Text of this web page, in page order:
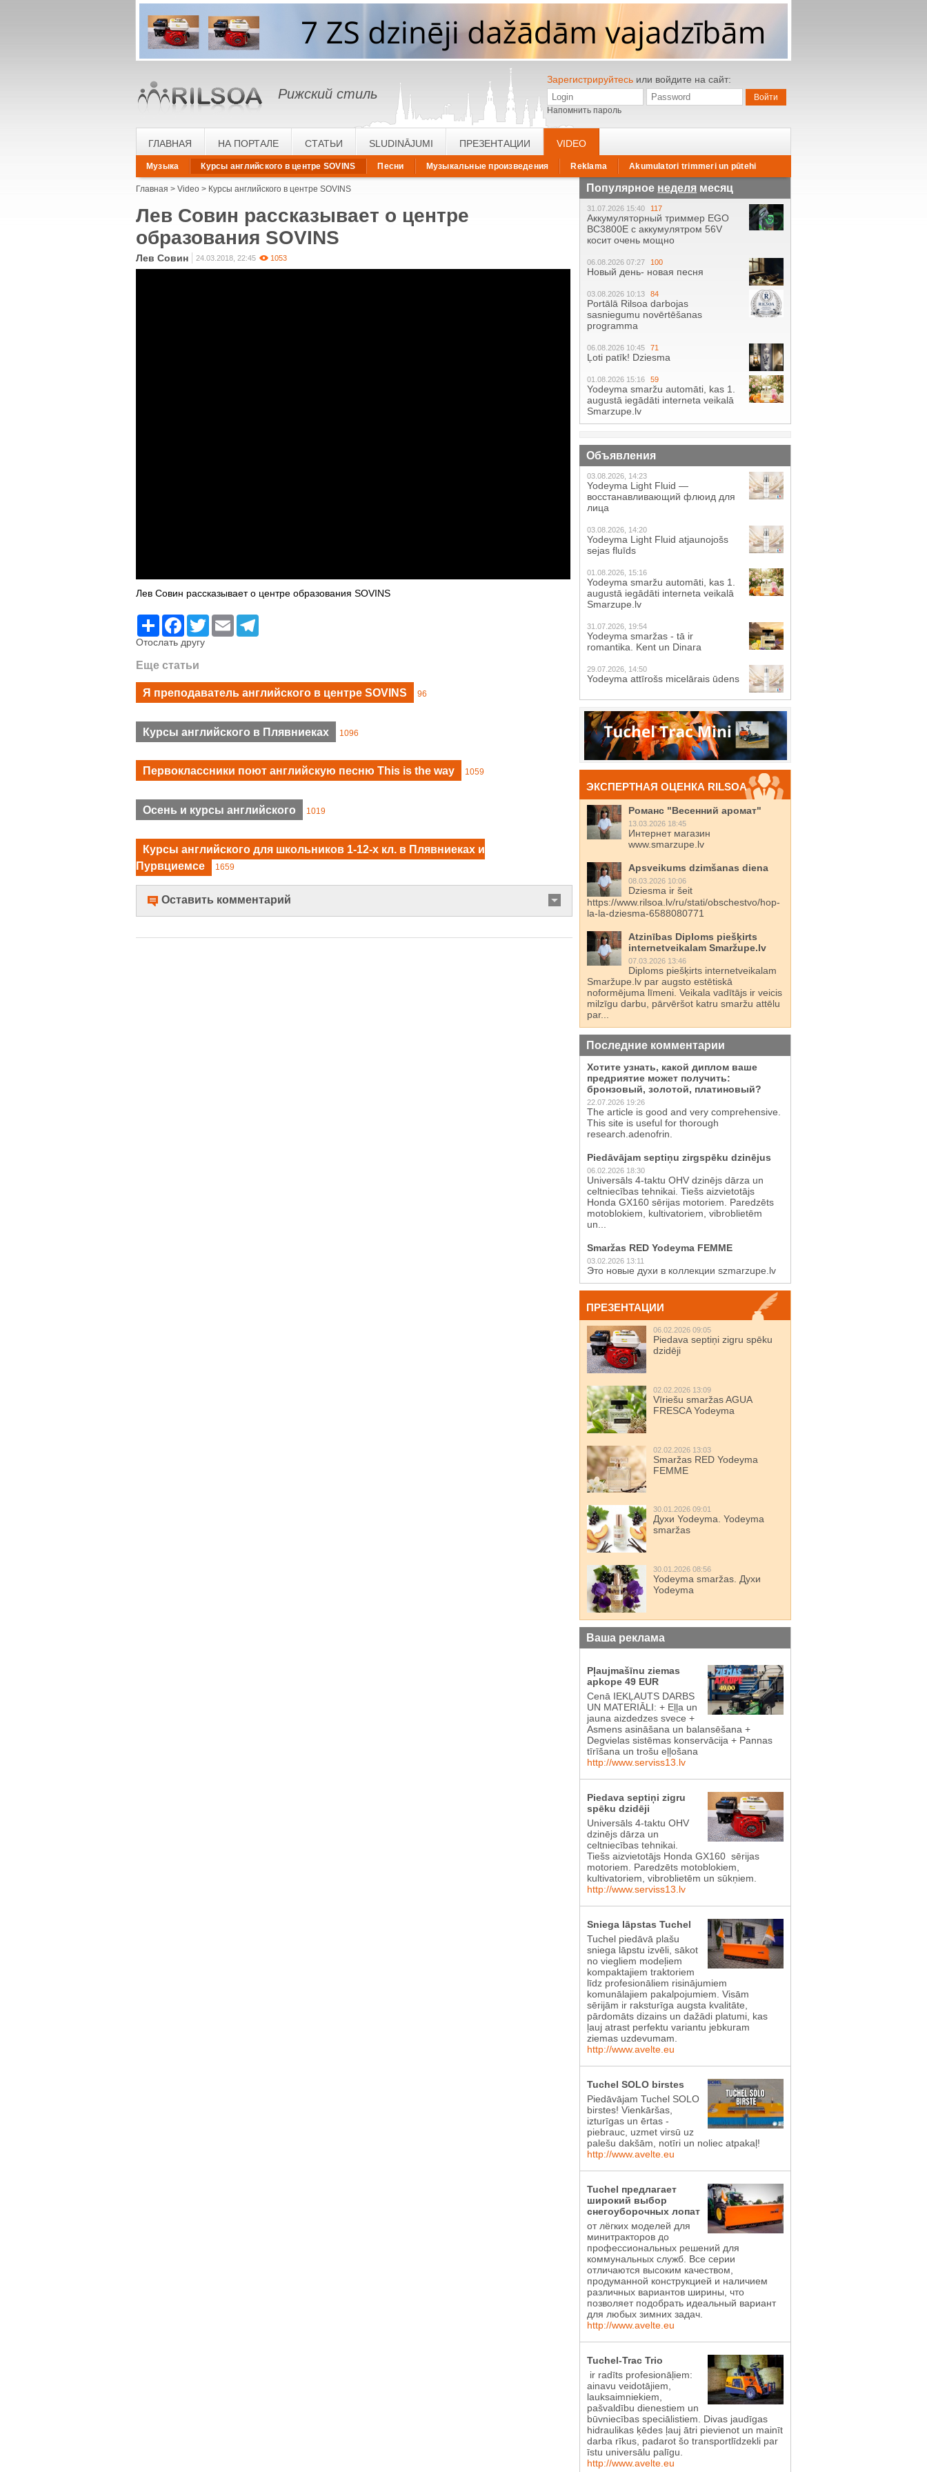
Рижский стиль
Зарегистрируйтесь или войдите на сайт:
Напомнить пароль
ГЛАВНАЯ НА ПОРТАЛЕ СТАТЬИ SLUDINĀJUMI ПРЕЗЕНТАЦИИ VIDEO
Музыка Курсы английского в центре SOVINS Песни Музыкальные произведения Reklama Akumulatori trimmeri un pūtehi
Главная Video Курсы английского в центре SOVINS
Лев Совин рассказывает о центре
образования SOVINS
Лев Совин 24.03.2018, 22:45 1053
Лев Совин рассказывает о центре образования SOVINS
РесурсFacebook
TwitterEmail
Отослать другу
Еще статьи
Я преподаватель английского в центре SOVINS 96
Курсы английского в Плявниеках 1096
Первоклассники поют английскую песню This is the way 1059
Осень и курсы английского 1019
Курсы английского для школьников 1-12-х кл. в Плявниеках и
Пурвциемсе
1659
Оставить комментарий
Имя
Популярное неделя месяц
31.07.2026 15:40 117
Аккумуляторный триммер EGO
BC3800E с аккумулятром 56V
косит очень мощно
06.08.2026 07:27 100
Новый день- новая песня
03.08.2026 10:13 84
Portālā Rilsoa darbojas
sasniegumu novērtēšanas
programma
06.08.2026 10:45 71
Ļoti patīk! Dziesma
01.08.2026 15:16 59
Yodeyma smaržu automāti, kas 1.
augustā iegādāti interneta veikalā
Smarzupe.lv
Объявления
03.08.2026, 14:23
Yodeyma Light Fluid —
восстанавливающий флюид для
лица
03.08.2026, 14:20
Yodeyma Light Fluid atjaunojošs
sejas fluīds
01.08.2026, 15:16
Yodeyma smaržu automāti, kas 1.
augustā iegādāti interneta veikalā
Smarzupe.lv
31.07.2026, 19:54
Yodeyma smaržas - tā ir
romantika. Kent un Dinara
29.07.2026, 14:50
Yodeyma attīrošs micelārais ūdens
ЭКСПЕРТНАЯ ОЦЕНКА RILSOA
Романс "Весенний аромат"
13.03.2026 18:45
Интернет магазин
www.smarzupe.lv
Apsveikums dzimšanas diena
08.03.2026 10:06
Dziesma ir šeit
https://www.rilsoa.lv/ru/stati/obschestvo/hop-
la-la-dziesma-6588080771
Atzinības Diploms piešķirts
internetveikalam Smaržupe.lv
07.03.2026 13:46
Diploms piešķirts internetveikalam
Smaržupe.lv par augsto estētiskā
noformējuma līmeni. Veikala vadītājs ir veicis
milzīgu darbu, pārvēršot katru smaržu attēlu
par...
Последние комментарии
Хотите узнать, какой диплом ваше
предриятие может получить:
бронзовый, золотой, платиновый?
22.07.2026 19:26
The article is good and very comprehensive.
This site is useful for thorough
research.adenofrin.
Piedāvājam septiņu zirgspēku dzinējus
06.02.2026 18:30
Universāls 4-taktu OHV dzinējs dārza un
celtniecības tehnikai. Tiešs aizvietotājs
Honda GX160 sērijas motoriem. Paredzēts
motoblokiem, kultivatoriem, vibroblietēm
un...
Smaržas RED Yodeyma FEMME
03.02.2026 13:11
Это новые духи в коллекции szmarzupe.lv
ПРЕЗЕНТАЦИИ
06.02.2026 09:05
Piedava septiņi zigru spēku
dzidēji
02.02.2026 13:09
Vīriešu smaržas AGUA
FRESCA Yodeyma
02.02.2026 13:03
Smaržas RED Yodeyma
FEMME
30.01.2026 09:01
Духи Yodeyma. Yodeyma
smaržas
30.01.2026 08:56
Yodeyma smaržas. Духи
Yodeyma
Ваша реклама
Pļaujmašīnu ziemas
apkope 49 EUR
Cenā IEKĻAUTS DARBS
UN MATERIĀLI: + Eļļa un
jauna aizdedzes svece +
Asmens asināšana un balansēšana +
Degvielas sistēmas konservācija + Pannas
tīrīšana un trošu eļļošana
http://www.serviss13.lv
Piedava septiņi zigru
spēku dzidēji
Universāls 4-taktu OHV
dzinējs dārza un
celtniecības tehnikai.
Tiešs aizvietotājs Honda GX160 sērijas
motoriem. Paredzēts motoblokiem,
kultivatoriem, vibroblietēm un sūkņiem.
http://www.serviss13.lv
Sniega lāpstas Tuchel
Tuchel piedāvā plašu
sniega lāpstu izvēli, sākot
no viegliem modeļiem
kompaktajiem traktoriem
līdz profesionāliem risinājumiem
komunālajiem pakalpojumiem. Visām
sērijām ir raksturīga augsta kvalitāte,
pārdomāts dizains un dažādi platumi, kas
ļauj atrast perfektu variantu jebkuram
ziemas uzdevumam.
http://www.avelte.eu
Tuchel SOLO birstes
Piedāvājam Tuchel SOLO
birstes! Vienkāršas,
izturīgas un ērtas -
piebrauc, uzmet virsū uz
palešu dakšām, notīri un noliec atpakaļ!
http://www.avelte.eu
Tuchel предлагает
широкий выбор
снегоуборочных лопат
от лёгких моделей для
минитракторов до
профессиональных решений для
коммунальных служб. Все серии
отличаются высоким качеством,
продуманной конструкцией и наличием
различных вариантов ширины, что
позволяет подобрать идеальный вариант
для любых зимних задач.
http://www.avelte.eu
Tuchel-Trac Trio
ir radīts profesionāļiem:
ainavu veidotājiem,
lauksaimniekiem,
pašvaldību dienestiem un
būvniecības speciālistiem. Divas jaudīgas
hidraulikas ķēdes ļauj ātri pievienot un mainīt
darba rīkus, padarot šo transportlīdzekli par
īstu universālu palīgu.
http://www.avelte.eu